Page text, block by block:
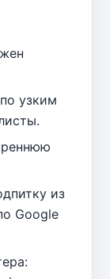
узким
из
Google